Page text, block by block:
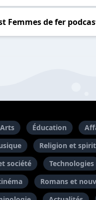
Femmes de fer
Arts Éducation
Religion et
société
Technologies
Romans et